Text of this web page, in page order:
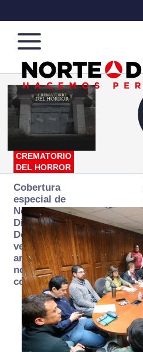
Norte
de
Ciudad
Más
que
noticias,
hacemos periodismo
CREMATORIO
DEL HORROR
Cobertura
especial de
Norte
Digital:
Donde la
verdad
arde… pero
no se
consume